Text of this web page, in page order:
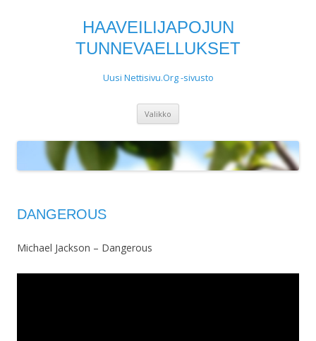
HAAVEILIJAPOJUN
TUNNEVAELLUKSET
Uusi Nettisivu.Org -sivusto
Valikko
DANGEROUS
Michael Jackson – Dangerous